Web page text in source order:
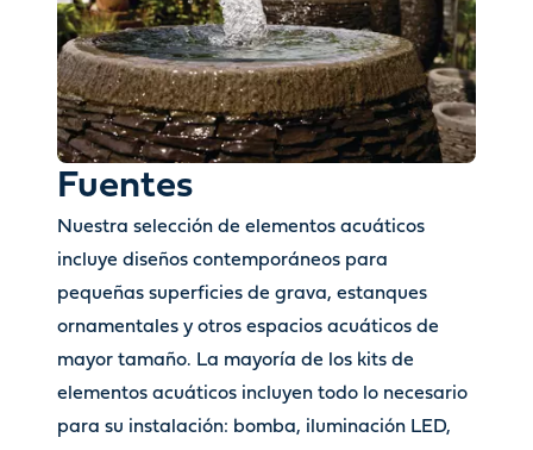
Fuentes
Nuestra selección de elementos acuáticos
incluye diseños contemporáneos para
pequeñas superficies de grava, estanques
ornamentales y otros espacios acuáticos de
mayor tamaño. La mayoría de los kits de
elementos acuáticos incluyen todo lo necesario
para su instalación: bomba, iluminación LED,